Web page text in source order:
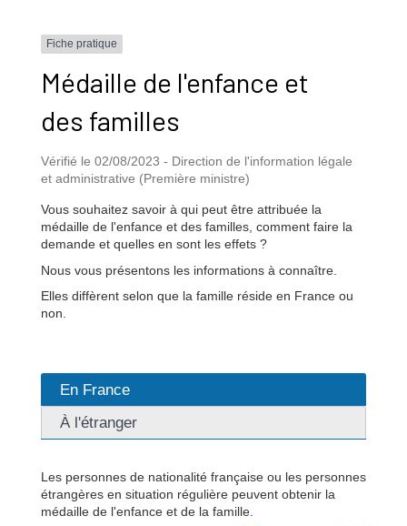
Fiche pratique
Médaille de l'enfance et
des familles
Vérifié le 02/08/2023 - Direction de l'information légale
et administrative (Première ministre)
Vous souhaitez savoir à qui peut être attribuée la
médaille de l'enfance et des familles, comment faire la
demande et quelles en sont les effets ?
Nous vous présentons les informations à connaître.
Elles diffèrent selon que la famille réside en France ou
non.
En France
À l'étranger
Les personnes de nationalité française ou les personnes
étrangères en situation régulière peuvent obtenir la
médaille de l'enfance et de la famille.